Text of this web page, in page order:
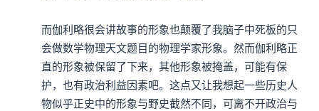
而伽利略很会讲故事的形象也颠覆了我脑子中死板的只
会做数学物理天文题目的物理学家形象。然而伽利略正
直的形象被保留了下来，其他形象被掩盖，可能有保
护，也有政治利益因素吧。这点又让我想起一些历史人
物似乎正史中的形象与野史截然不同，可离不开政治与